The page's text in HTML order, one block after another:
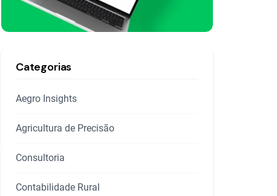
Categorias
Aegro Insights
Agricultura de Precisão
Consultoria
Contabilidade Rural